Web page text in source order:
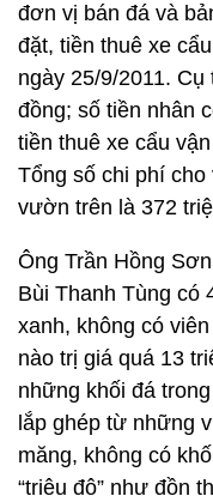
đơn vị bán đá và
đặt, tiền thuê xe
ngày 25/9/2011.
đồng; số tiền nhân
tiền thuê xe cẩu
Tổng số chi phí
vườn trên là 372
Ông Trần Hồng
Bùi Thanh Tùng có
xanh, không có
nào trị giá quá 13
những khối đá
lắp ghép từ những
măng, không có
“triệu đô” như đồn